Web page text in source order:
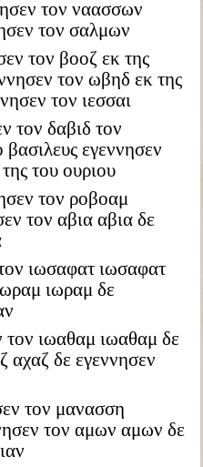
τον ναασσων
τον σαλμων
τον βοοζ εκ της
τον ωβηδ εκ της
τον ιεσσαι
τον δαβιδ τον
εγεννησεν
του ουριου
τον ροβοαμ
τον αβια αβια δε
ιωσαφατ ιωσαφατ
ιωραμ δε
τον ιωαθαμ ιωαθαμ δε
αχαζ δε εγεννησεν
τον μανασση
τον αμων αμων δε